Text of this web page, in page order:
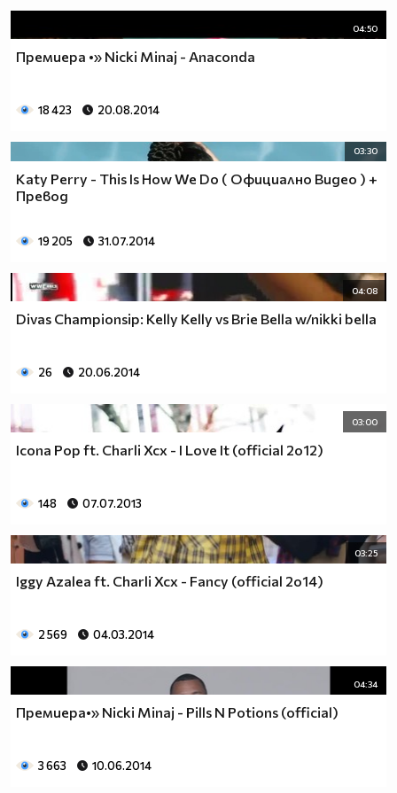
04:50
Премиера •» Nicki Minaj - Anaconda
18 423 20.08.2014
03:30
Katy Perry - This Is How We Do ( Официално Видео ) +
Превод
19 205 31.07.2014
04:08
Divas Championsip: Kelly Kelly vs Brie Bella w/nikki bella
26 20.06.2014
03:00
Icona Pop ft. Charli Xcx - I Love It (official 2о12)
148 07.07.2013
03:25
Iggy Azalea ft. Charli Xcx - Fancy (official 2o14)
2 569 04.03.2014
04:34
Премиера•» Nicki Minaj - Pills N Potions (official)
3 663 10.06.2014